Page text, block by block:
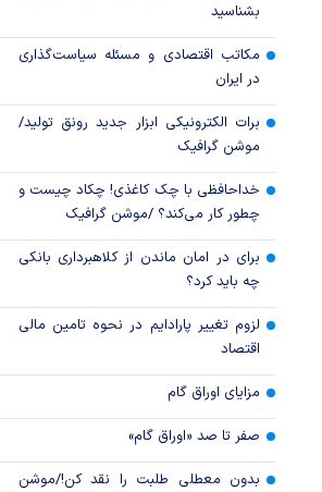
بشناسید
مکاتب اقتصادی و مسئله سیاست‌گذاری
در ایران
برات الکترونیکی ابزار جدید رونق تولید/
موشن گرافیک
خداحافظی با چک کاغذی! چکاد چیست و
چطور کار می‌کند؟ /موشن گرافیک
برای در امان ماندن از کلاهبرداری بانکی
چه باید کرد؟
لزوم تغییر پارادایم در نحوه تامین مالی
اقتصاد
مزایای اوراق گام
صفر تا صد «اوراق گام»
بدون معطلی طلبت را نقد کن!/موشن